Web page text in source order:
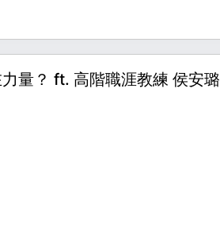
量？ ft. 高階職涯教練 侯安璐